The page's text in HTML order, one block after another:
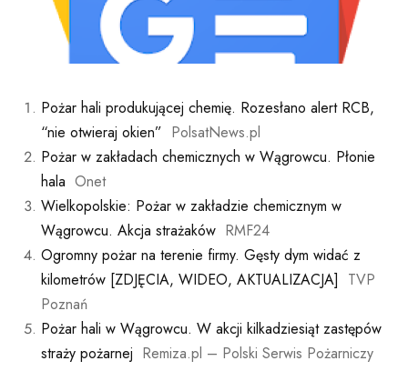
Pożar hali produkującej chemię. Rozesłano alert RCB,
“nie otwieraj okien” PolsatNews.pl
Pożar w zakładach chemicznych w Wągrowcu. Płonie
hala Onet
Wielkopolskie: Pożar w zakładzie chemicznym w
Wągrowcu. Akcja strażaków RMF24
Ogromny pożar na terenie firmy. Gęsty dym widać z
kilometrów [ZDJĘCIA, WIDEO, AKTUALIZACJA] TVP
Poznań
Pożar hali w Wągrowcu. W akcji kilkadziesiąt zastępów
straży pożarnej Remiza.pl – Polski Serwis Pożarniczy